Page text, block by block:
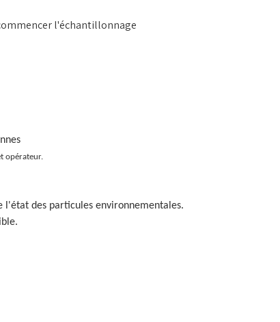
l'échantillonnage
opérateur.
des particules environnementales.